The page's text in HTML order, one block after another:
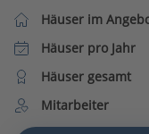
Häuser im
Häuser pro Jahr
Häuser gesamt
Mitarbeiter